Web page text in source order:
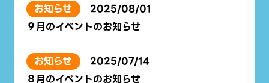
お知らせ
2025/08/01
９月のイベントのお知らせ
お知らせ
2025/07/14
８月のイベントのお知らせ